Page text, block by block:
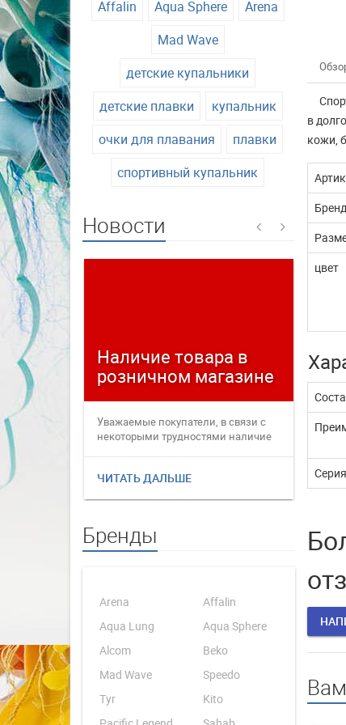
Affalin Aqua Sphere
Arena
Mad Wave
детские купальники
детские плавки
купальник
очки для плавания
плавки
спортивный купальник
Новости
Наличие товара в
розничном магазине
Уважаемые покупатели, в связи с
некоторыми трудностями наличие
ЧИТАТЬ ДАЛЬШЕ
Бренды
Arena
Affalin
Aqua Lung
Aqua Sphere
Alcom
Beko
Mad Wave
Speedo
Tyr
Kito
в
кожи,
Бренд
цвет